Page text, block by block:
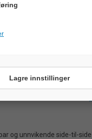
og unnvikende side-til-
Lagre innstillinger